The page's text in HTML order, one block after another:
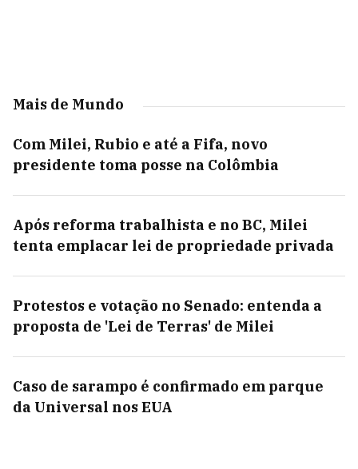
Mais de Mundo
Com Milei, Rubio e até a Fifa, novo
presidente toma posse na Colômbia
Após reforma trabalhista e no BC, Milei
tenta emplacar lei de propriedade privada
Protestos e votação no Senado: entenda a
proposta de 'Lei de Terras' de Milei
Caso de sarampo é confirmado em parque
da Universal nos EUA